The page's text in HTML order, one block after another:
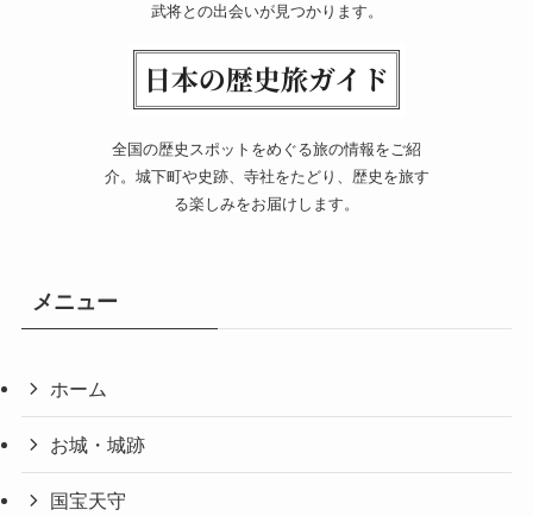
武将との出会いが見つかります。
全国の歴史スポットをめぐる旅の情報をご紹
介。城下町や史跡、寺社をたどり、歴史を旅す
る楽しみをお届けします。
メニュー
ホーム
お城・城跡
国宝天守